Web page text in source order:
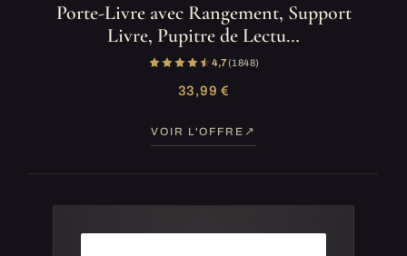
Porte-Livre avec Rangement, Support
Livre, Pupitre de Lectu…
4,7(1 848)
33,99 €
VOIR L'OFFRE